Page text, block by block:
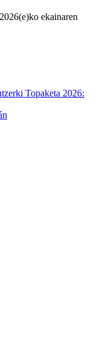
ekainaren
Topaketa 2026: